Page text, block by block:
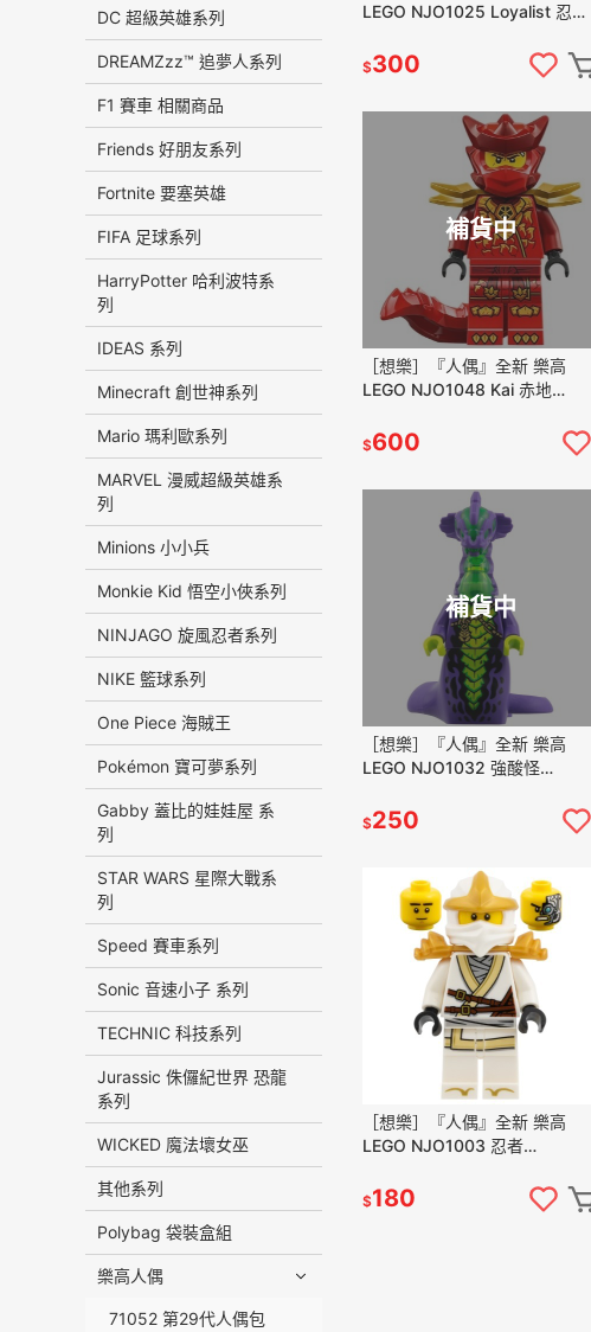
DC 超級英雄系列
DREAMZzz™ 追夢人系列
F1 賽車 相關商品
Friends 好朋友系列
Fortnite 要塞英雄
FIFA 足球系列
HarryPotter 哈利波特系
列
IDEAS 系列
Minecraft 創世神系列
Mario 瑪利歐系列
MARVEL 漫威超級英雄系
列
Minions 小小兵
Monkie Kid 悟空小俠系列
NINJAGO 旋風忍者系列
NIKE 籃球系列
One Piece 海賊王
Pokémon 寶可夢系列
Gabby 蓋比的娃娃屋 系
列
STAR WARS 星際大戰系
列
Speed 賽車系列
Sonic 音速小子 系列
TECHNIC 科技系列
Jurassic 侏儸紀世界 恐龍
系列
WICKED 魔法壞女巫
其他系列
Polybag 袋裝盒組
樂高人偶
71052 第29代人偶包
LEGO NJO1025 Loyalist 忍者
$300
補貨中
［想樂］『人偶』全新 樂高
LEGO NJO1048 Kai 赤地
$600
補貨中
［想樂］『人偶』全新 樂高
LEGO NJO1032 強酸怪
71859
$250
［想樂］『人偶』全新 樂高
LEGO NJO1003 忍者
71866
$180